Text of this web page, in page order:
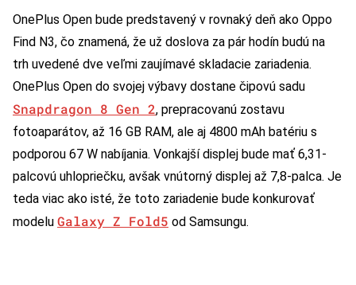
OnePlus Open bude predstavený v rovnaký deň ako Oppo
Find N3, čo znamená, že už doslova za pár hodín budú na
trh uvedené dve veľmi zaujímavé skladacie zariadenia.
OnePlus Open do svojej výbavy dostane čipovú sadu
Snapdragon 8 Gen 2, prepracovanú zostavu
fotoaparátov, až 16 GB RAM, ale aj 4800 mAh batériu s
podporou 67 W nabíjania. Vonkajší displej bude mať 6,31-
palcovú uhlopriečku, avšak vnútorný displej až 7,8-palca. Je
teda viac ako isté, že toto zariadenie bude konkurovať
modelu Galaxy Z Fold5 od Samsungu.